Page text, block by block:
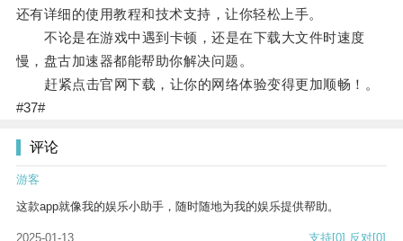
还有详细的使用教程和技术支持，让你轻松上手。
不论是在游戏中遇到卡顿，还是在下载大文件时速度
慢，盘古加速器都能帮助你解决问题。
赶紧点击官网下载，让你的网络体验变得更加顺畅！。
#37#
评论
游客
这款app就像我的娱乐小助手，随时随地为我的娱乐提供帮助。
2025-01-13 支持[0] 反对[0]